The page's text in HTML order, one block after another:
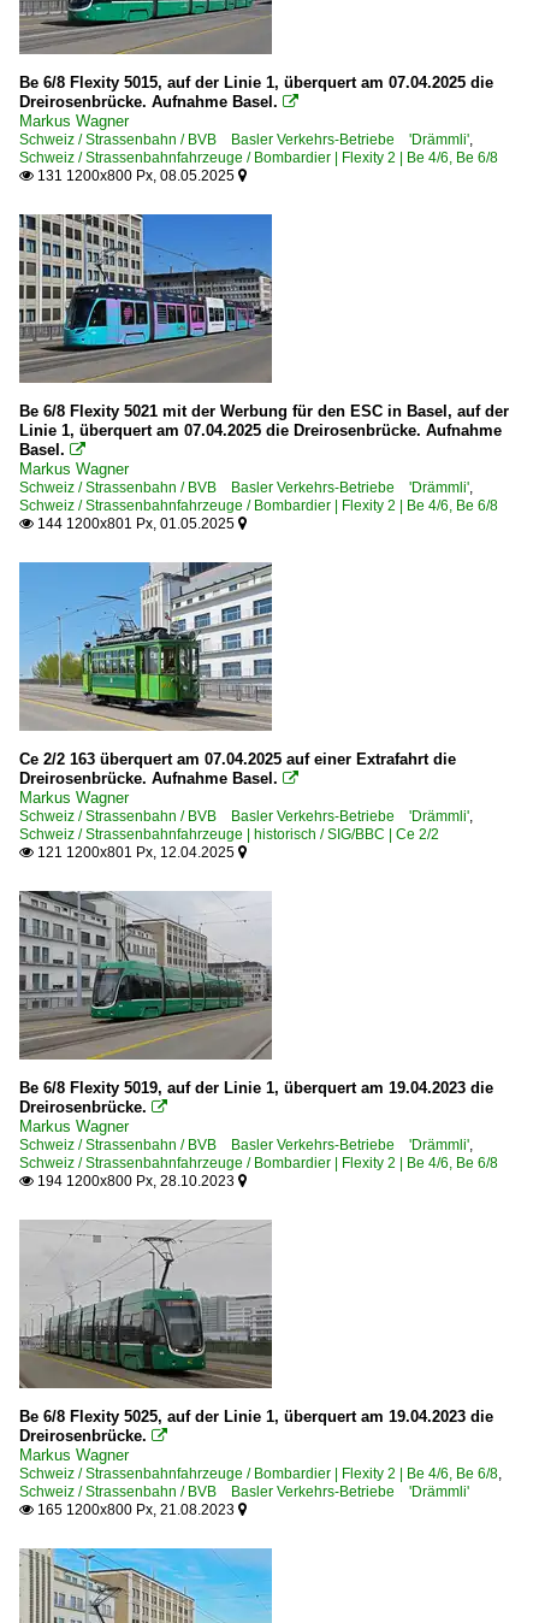
Be 6/8 Flexity 5015, auf der Linie 1, überquert am 07.04.2025 die
Dreirosenbrücke. Aufnahme Basel. 
Markus Wagner
Schweiz / Strassenbahn / BVB Basler Verkehrs-Betriebe 'Drämmli',
Schweiz / Strassenbahnfahrzeuge / Bombardier | Flexity 2 | Be 4/6, Be 6/8
 131 1200x800 Px, 08.05.2025 
Be 6/8 Flexity 5021 mit der Werbung für den ESC in Basel, auf der
Linie 1, überquert am 07.04.2025 die Dreirosenbrücke. Aufnahme
Basel. 
Markus Wagner
Schweiz / Strassenbahn / BVB Basler Verkehrs-Betriebe 'Drämmli',
Schweiz / Strassenbahnfahrzeuge / Bombardier | Flexity 2 | Be 4/6, Be 6/8
 144 1200x801 Px, 01.05.2025 
Ce 2/2 163 überquert am 07.04.2025 auf einer Extrafahrt die
Dreirosenbrücke. Aufnahme Basel. 
Markus Wagner
Schweiz / Strassenbahn / BVB Basler Verkehrs-Betriebe 'Drämmli',
Schweiz / Strassenbahnfahrzeuge | historisch / SIG/BBC | Ce 2/2
 121 1200x801 Px, 12.04.2025 
Be 6/8 Flexity 5019, auf der Linie 1, überquert am 19.04.2023 die
Dreirosenbrücke. 
Markus Wagner
Schweiz / Strassenbahn / BVB Basler Verkehrs-Betriebe 'Drämmli',
Schweiz / Strassenbahnfahrzeuge / Bombardier | Flexity 2 | Be 4/6, Be 6/8
 194 1200x800 Px, 28.10.2023 
Be 6/8 Flexity 5025, auf der Linie 1, überquert am 19.04.2023 die
Dreirosenbrücke. 
Markus Wagner
Schweiz / Strassenbahnfahrzeuge / Bombardier | Flexity 2 | Be 4/6, Be 6/8,
Schweiz / Strassenbahn / BVB Basler Verkehrs-Betriebe 'Drämmli'
 165 1200x800 Px, 21.08.2023 